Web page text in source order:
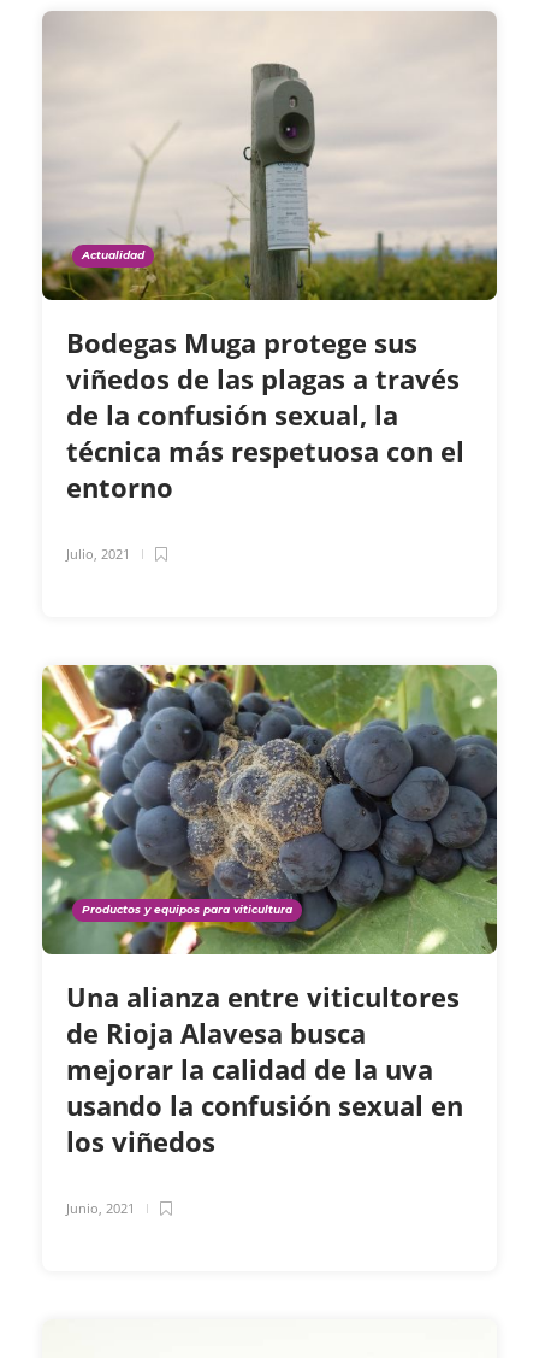
Actualidad
Bodegas Muga protege sus
viñedos de las plagas a través
de la confusión sexual, la
técnica más respetuosa con el
entorno
Julio, 2021
Productos y equipos para viticultura
Una alianza entre viticultores
de Rioja Alavesa busca
mejorar la calidad de la uva
usando la confusión sexual en
los viñedos
Junio, 2021